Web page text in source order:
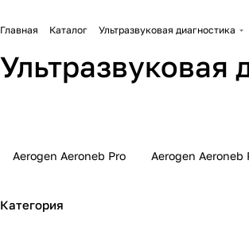
Главная Каталог Ультразвуковая диагностика
Ультразвуковая
УЗИ аппараты
Aerogen Aeroneb Pro Aerogen Aeroneb
Категория